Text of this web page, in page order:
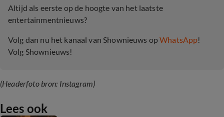
Altijd als eerste op de hoogte van het laatste
entertainmentnieuws?
Volg dan nu het kanaal van Shownieuws opWhatsApp!
Volg Shownieuws!
(Headerfoto bron: Instagram)
Lees ook